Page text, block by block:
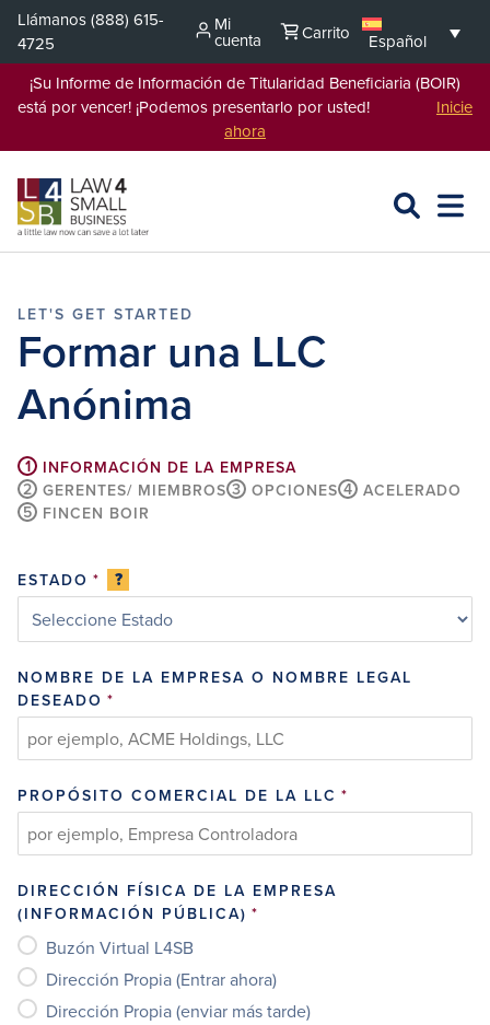
Saltar
contenido
Llámanos(888) 615-
4725
Mi
cuenta Carrito
Español
¡Su Informe de Información de Titularidad Beneficiaria (BOIR)
está por vencer! ¡Podemos presentarlo por usted! Inicie
ahora
BUSCAR
L4SB
ABRIR
Formar una LLC
Anónima
1
INFORMACIÓN DE LA EMPRESA
2 GERENTES/ MIEMBROS 3 OPCIONES 4 ACELERADO
5 FINCEN BOIR
ESTADO * ?
NOMBRE DE LA EMPRESA O NOMBRE LEGAL
DESEADO *
PROPÓSITO COMERCIAL DE LA LLC *
DIRECCIÓN FÍSICA DE LA EMPRESA
(INFORMACIÓN PÚBLICA) *
Buzón Virtual L4SB
Dirección Propia (Entrar ahora)
Dirección Propia (enviar más tarde)